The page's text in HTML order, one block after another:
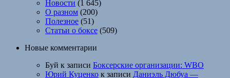
Новости (1 645)
О разном (200)
Полезное (51)
Статьи о боксе (509)
Новые комментарии
Буй к записи Боксерские организации: WBO
Юрий Куценко к записи Даниэль Дюбуа —